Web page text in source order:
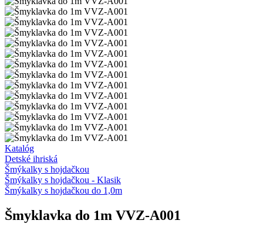
Katalóg
Detské ihriská
Šmýkalky s hojdačkou
Šmýkalky s hojdačkou - Klasik
Šmýkalky s hojdačkou do 1,0m
Šmyklavka do 1m VVZ-A001